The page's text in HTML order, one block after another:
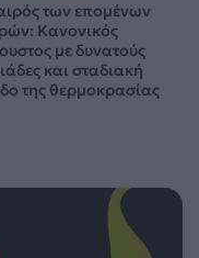
των επομένων
Κανονικός
με δυνατούς
και σταδιακή
της θερμοκρασίας